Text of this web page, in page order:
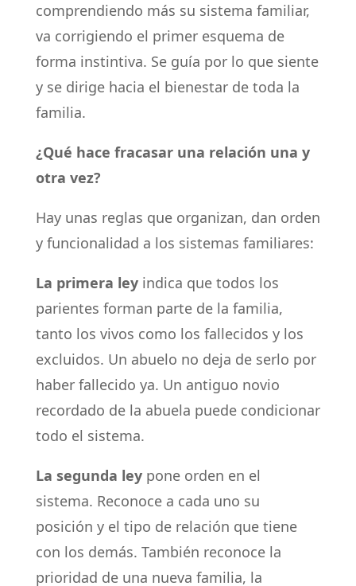
comprendiendo más su sistema familiar,
va corrigiendo el primer esquema de
forma instintiva. Se guía por lo que siente
y se dirige hacia el bienestar de toda la
familia.
¿Qué hace fracasar una relación una y
otra vez?
Hay unas reglas que organizan, dan orden
y funcionalidad a los sistemas familiares:
La primera leyindica que todos los
parientes forman parte de la familia,
tanto los vivos como los fallecidos y los
excluidos. Un abuelo no deja de serlo por
haber fallecido ya. Un antiguo novio
recordado de la abuela puede condicionar
todo el sistema.
La segunda leypone orden en el
sistema. Reconoce a cada uno su
posición y el tipo de relación que tiene
con los demás. También reconoce la
prioridad de una nueva familia, la